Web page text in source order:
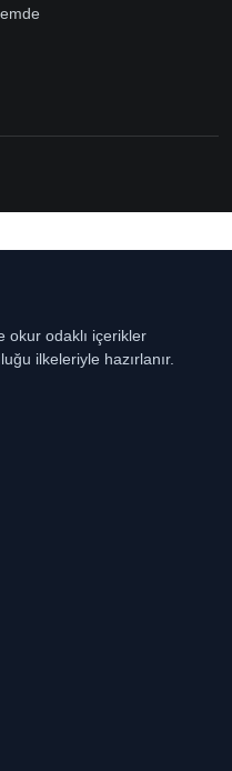
okur odaklı içerikler
ilkeleriyle hazırlanır.